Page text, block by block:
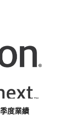
度業績